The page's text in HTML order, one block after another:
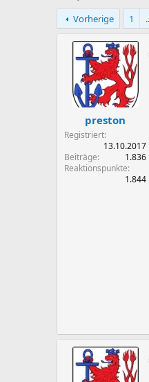
r
s
t
r
t
Vorherige
1
preston
Registriert
13.10.2017
Beiträge
1.836
Reaktionspunkte
1.844